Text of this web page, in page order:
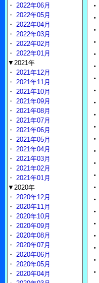
・
・
・
・
・
・
・
・
・
・
・
・
・
・
・
・
・
・
・
・
・
・
・
・ 2022年06月
・ 2022年05月
・ 2022年04月
・ 2022年03月
・ 2022年02月
・ 2022年01月
▼2021年
・ 2021年12月
・ 2021年11月
・ 2021年10月
・ 2021年09月
・ 2021年08月
・ 2021年07月
・ 2021年06月
・ 2021年05月
・ 2021年04月
・ 2021年03月
・ 2021年02月
・ 2021年01月
▼2020年
・ 2020年12月
・ 2020年11月
・ 2020年10月
・ 2020年09月
・ 2020年08月
・ 2020年07月
・ 2020年06月
・ 2020年05月
・ 2020年04月